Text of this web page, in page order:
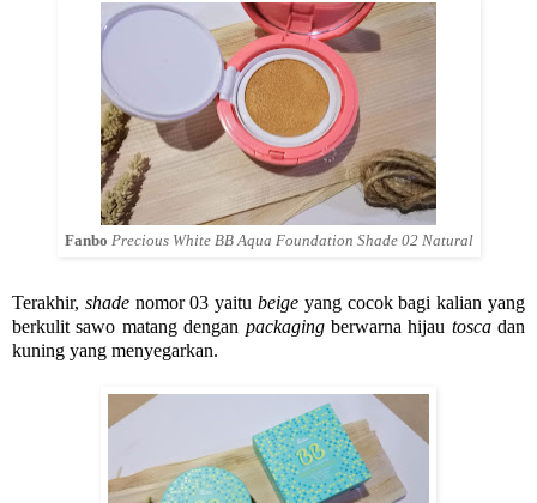
Fanbo Precious White BB Aqua Foundation Shade 02 Natural
Terakhir, shade nomor 03 yaitubeige yang cocok bagi kalian yang
berkulit sawo matang dengan packaging berwarna hijau tosca dan
kuning yang menyegarkan.